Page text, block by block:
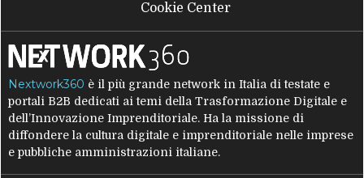
Cookie Center
Nextwork360 è il più grande network in Italia di testate e
portali B2B dedicati ai temi della Trasformazione Digitale e
dell’Innovazione Imprenditoriale. Ha la missione di
diffondere la cultura digitale e imprenditoriale nelle imprese
e pubbliche amministrazioni italiane.